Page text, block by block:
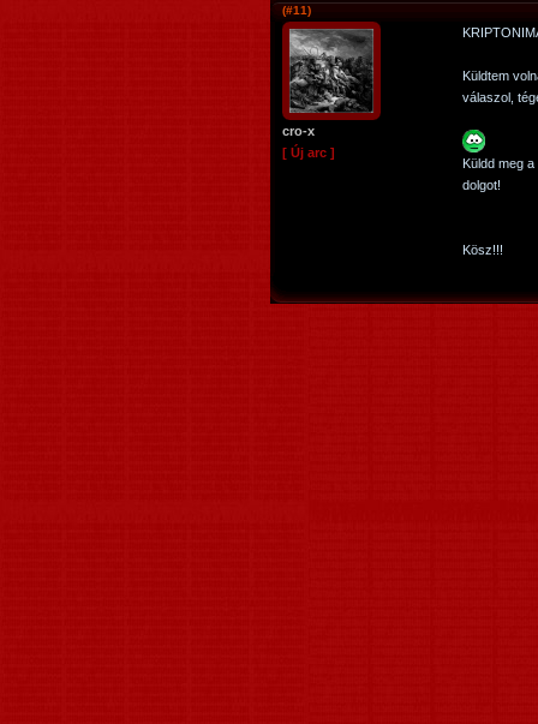
(#11)
cro-x
[ Új arc ]
Küldtem
válaszol,
Küldd meg
dolgot!
Kösz!!!